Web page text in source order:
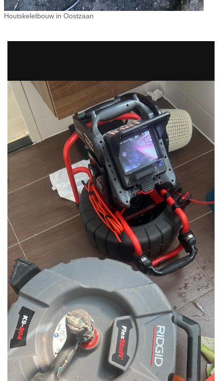
Houtskeletbouw in Oostzaan